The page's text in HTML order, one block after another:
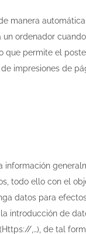
manera
ordenador
permite el
impresiones de
todo ello con el
datos para
introducción de
,…), de tal